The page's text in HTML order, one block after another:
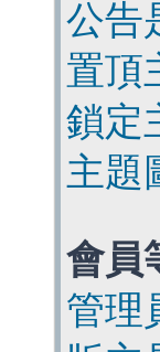
公告
置頂
鎖定
主題
會員
管理